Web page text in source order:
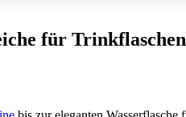
für Trinkflaschen